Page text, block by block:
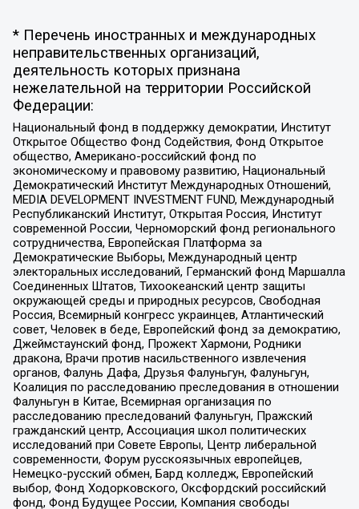
* Перечень иностранных и международных
неправительственных организаций,
деятельность которых признана
нежелательной на территории Российской
Федерации:
Национальный фонд в поддержку демократии, Институт
Открытое Общество Фонд Содействия, Фонд Открытое
общество, Американо-российский фонд по
экономическому и правовому развитию, Национальный
Демократический Институт Международных Отношений,
MEDIA DEVELOPMENT INVESTMENT FUND, Международный
Республиканский Институт, Открытая Россия, Институт
современной России, Черноморский фонд регионального
сотрудничества, Европейская Платформа за
Демократические Выборы, Международный центр
электоральных исследований, Германский фонд Маршалла
Соединенных Штатов, Тихоокеанский центр защиты
окружающей среды и природных ресурсов, Свободная
Россия, Всемирный конгресс украинцев, Атлантический
совет, Человек в беде, Европейский фонд за демократию,
Джеймстаунский фонд, Прожект Хармони, Родники
дракона, Врачи против насильственного извлечения
органов, Фалунь Дафа, Друзья Фалуньгун, Фалуньгун,
Коалиция по расследованию преследования в отношении
Фалуньгун в Китае, Всемирная организация по
расследованию преследований Фалуньгун, Пражский
гражданский центр, Ассоциация школ политических
исследований при Совете Европы, Центр либеральной
современности, Форум русскоязычных европейцев,
Немецко-русский обмен, Бард колледж, Европейский
выбор, Фонд Ходорковского, Оксфордский российский
фонд, Фонд Будущее России, Компания свободы